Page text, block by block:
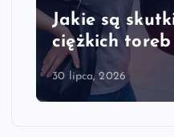
Jakie są
ciężkich
30 lipca, 2026